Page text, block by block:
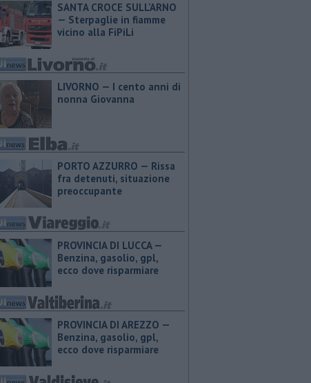
SANTA CROCE SULL'ARNO
— Sterpaglie in fiamme
vicino alla FiPiLi
LIVORNO — I cento anni di
nonna Giovanna
PORTO AZZURRO — Rissa
fra detenuti, situazione
preoccupante
PROVINCIA DI LUCCA — ​
Benzina, gasolio, gpl,
ecco dove risparmiare
PROVINCIA DI AREZZO — ​
Benzina, gasolio, gpl,
ecco dove risparmiare